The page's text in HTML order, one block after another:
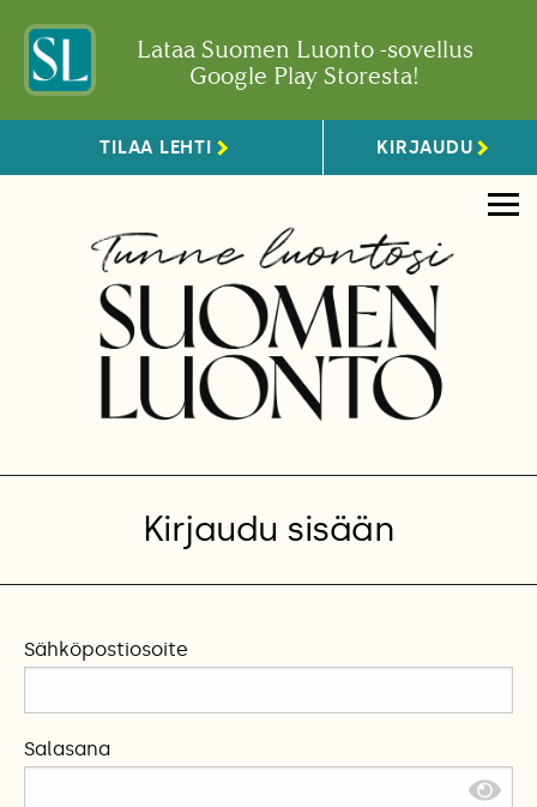
Lataa Suomen Luonto -sovellus
Google Play Storesta!
TILAA LEHTI KIRJAUDU
Kirjaudu sisään
Sähköpostiosoite
Salasana